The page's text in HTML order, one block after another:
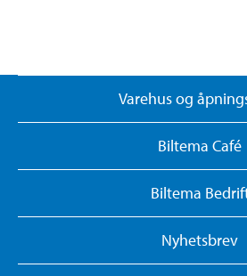
Varehus og
Biltema Café
Biltema
Nyhetsbrev